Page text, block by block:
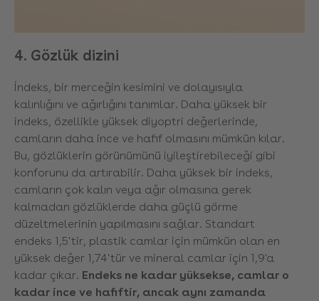
4. Gözlük dizini
İndeks, bir merceğin kesimini ve dolayısıyla
kalınlığını ve ağırlığını tanımlar. Daha yüksek bir
indeks, özellikle yüksek diyoptri değerlerinde,
camların daha ince ve hafif olmasını mümkün kılar.
Bu, gözlüklerin görünümünü iyileştirebileceği gibi
konforunu da artırabilir. Daha yüksek bir indeks,
camların çok kalın veya ağır olmasına gerek
kalmadan gözlüklerde daha güçlü görme
düzeltmelerinin yapılmasını sağlar. Standart
endeks 1,5'tir, plastik camlar için mümkün olan en
yüksek değer 1,74'tür ve mineral camlar için 1,9'a
kadar çıkar. Endeks ne kadar yüksekse, camlar o
kadar ince ve hafiftir, ancak aynı zamanda